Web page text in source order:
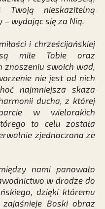
nieskazitelną
– wydając się za Nią.
i chrześcijańskiej
miłe Tobie oraz
znoszeniu swoich wad,
nie jest od nich
najmniejsza skaza
ducha, z której
w wielorakich
to celu została
zjednoczona ze
nami panowało
w drodze do
dzięki któremu
Boski obraz